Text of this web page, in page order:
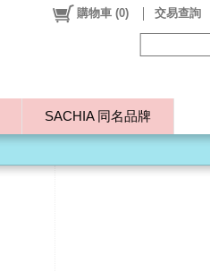
SACHIA 同名品牌
購物車 (0) 交易查詢